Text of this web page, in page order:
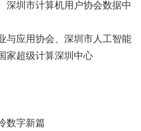
深圳市计算机用户协会数据中
与应用协会、深圳市人工智能
家超级计算深圳中心
数字新篇